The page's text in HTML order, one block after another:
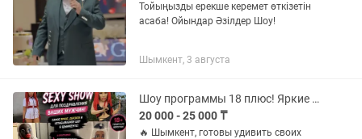
Тойыңызды ерекше керемет өткізетін
асаба! Ойындар Әзілдер Шоу!
Шымкент, 3 августа
Шоу программы 18 плюс! Яркие поздравления от мужчин/шуточный стриптиз
20 000 - 25 000 ₸
🔥 Шымкент, готовы удивить своих